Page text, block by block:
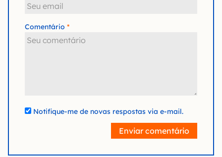
Comentário
Notifique-me de novas respostas via e-mail.
Enviar comentário